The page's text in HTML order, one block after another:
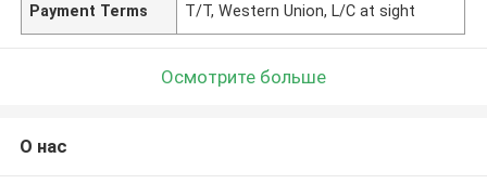
Payment Terms T/T, Western Union, L/C at sight
Осмотрите больше
О нас